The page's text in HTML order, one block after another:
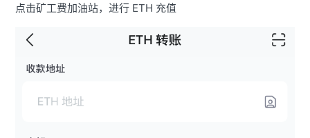
点击矿工费加油站，进行 ETH 充值